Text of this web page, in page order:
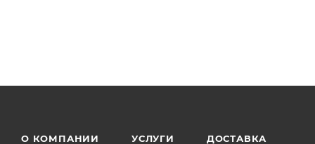
О КОМПАНИИ УСЛУГИ ДОСТАВКА